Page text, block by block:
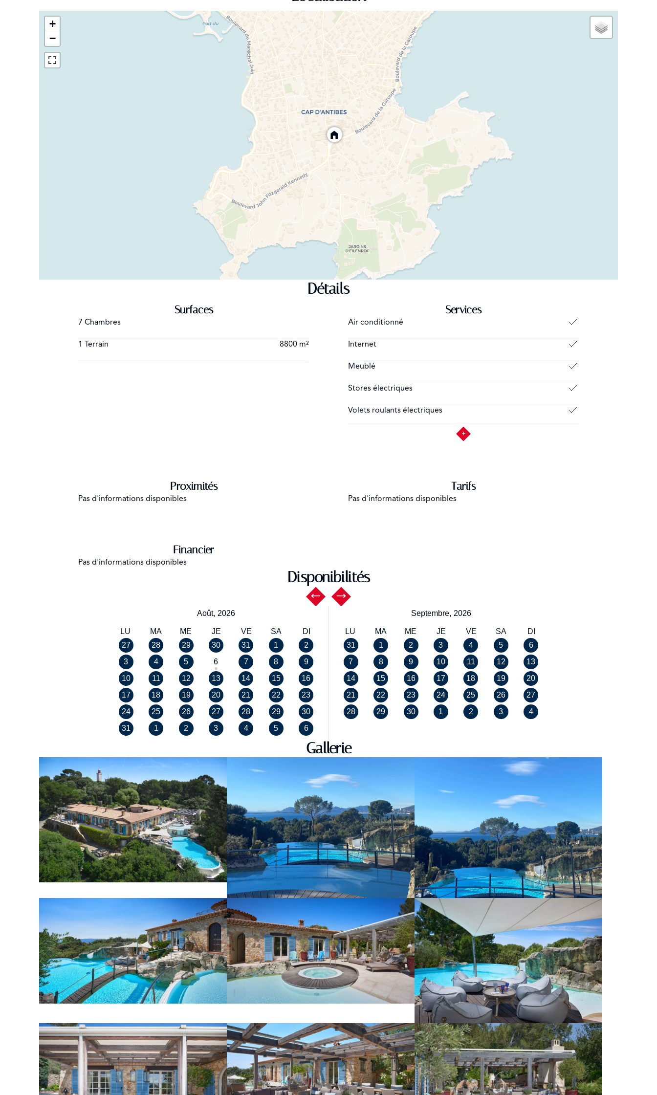
une chambre d’invités avec sa salle d’eau / WC
une chambre pour le personnel avec kitchenette et salle d'eau / WC
Superbes terrasses aménagées avec salons et salles à manger d'été
Magnifique piscine pouvant être chauffée avec toboggan, jacuzzi
Magnifiques panoramas sur la baie depuis la tour attenante à la villa
+
−
Détails
Surfaces
7 Chambres
1 Terrain 8800 m²
Services
Air conditionné
Internet
Meublé
Stores électriques
Volets roulants électriques
Proximités
Pas d'informations disponibles
Tarifs
Pas d'informations disponibles
Financier
Pas d'informations disponibles
Disponibilités
Août, 2026
LU MA ME JE VE SA
DI
27
28 29 30 31 1
2
3
4 5 6 7 8
9
10
11 12 13 14 15
16
17
18 19 20 21 22
23
24
25 26 27 28 29
30
31
1 2 3 4 5 6
Septembre, 2026
LU MA ME JE VE SA
DI
31
1 2 3 4 5
6
7
8 9 10 11 12
13
14
15 16 17 18 19
20
21
22 23 24 25 26
27
28
29 30 1 2 3 4
Gallerie